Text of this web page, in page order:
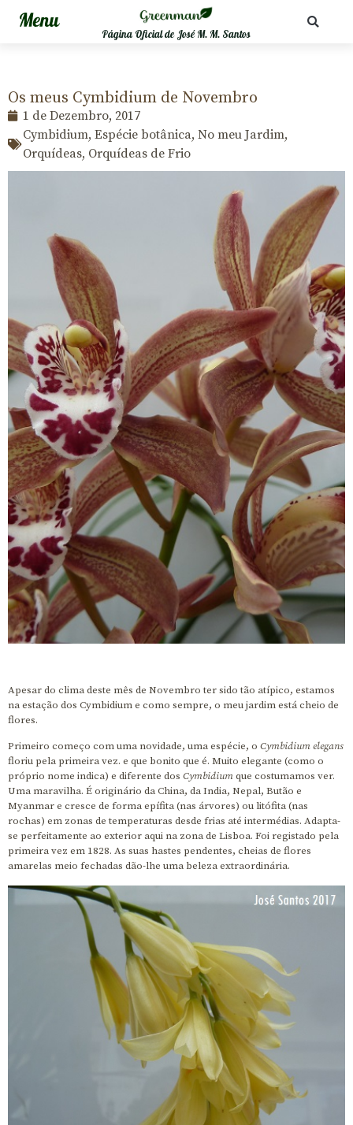
Página Oficial de José M. M. Santos
Os meus Cymbidium de Novembro
1 de Dezembro, 2017
Cymbidium, Espécie botânica, No meu Jardim,
Orquídeas, Orquídeas de Frio
Apesar do clima deste mês de Novembro ter sido tão atípico, estamos
na estação dos Cymbidium e como sempre, o meu jardim está cheio de
flores.
Primeiro começo com uma novidade, uma espécie, o Cymbidium elegans
floriu pela primeira vez. e que bonito que é. Muito elegante (como o
próprio nome indica) e diferente dos Cymbidiumque costumamos ver.
Uma maravilha. É originário da China, da India, Nepal, Butão e
Myanmar e cresce de forma epífita (nas árvores) ou litófita (nas
rochas) em zonas de temperaturas desde frias até intermédias. Adapta-
se perfeitamente ao exterior aqui na zona de Lisboa. Foi registado pela
primeira vez em 1828. As suas hastes pendentes, cheias de flores
amarelas meio fechadas dão-lhe uma beleza extraordinária.